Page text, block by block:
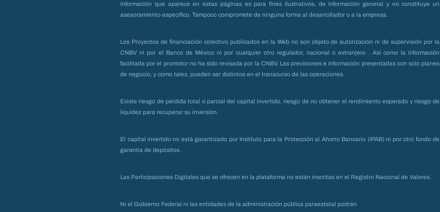
información que aparece en estas páginas es para fines ilustrativos, de información general y no constituye un
asesoramiento específico. Tampoco compromete de ninguna forma al desarrollador o a la empresa.
Los Proyectos de financiación colectivo publicados en la Web no son objeto de autorización ni de supervisión por la
CNBV ni por el Banco de México ni por cualquier otro regulador, nacional o extranjero . Así como la información
facilitada por el promotor no ha sido revisada por la CNBV. Las previsiones e información presentadas son solo planes
de negocio, y como tales, pueden ser distintos en el transcurso de las operaciones.
Existe riesgo de pérdida total o parcial del capital invertido, riesgo de no obtener el rendimiento esperado y riesgo de
liquidez para recuperar su inversión.
El capital invertido no está garantizado por Instituto para la Protección al Ahorro Bancario (IPAB) ni por otro fondo de
garantía de depósitos.
Las Participaciones Digitales que se ofrecen en la plataforma no están inscritas en el Registro Nacional de Valores.
Ni el Gobierno Federal ni las entidades de la administración pública paraestatal podrán